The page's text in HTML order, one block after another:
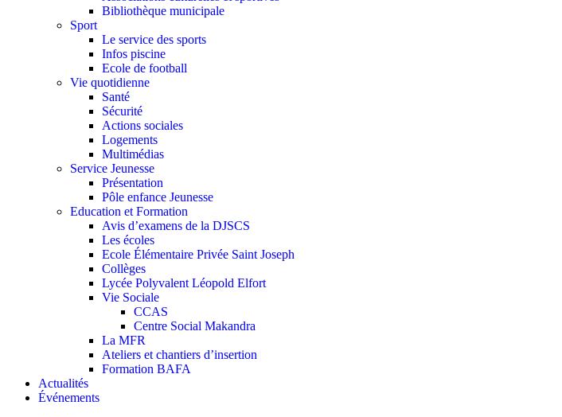
Bibliothèque municipale
Sport
Le service des sports
Infos piscine
Ecole de football
Vie quotidienne
Santé
Sécurité
Actions sociales
Logements
Multimédias
Service Jeunesse
Présentation
Pôle enfance Jeunesse
Education et Formation
Avis d’examens de la DJSCS
Les écoles
Ecole Élémentaire Privée Saint Joseph
Collèges
Lycée Polyvalent Léopold Elfort
Vie Sociale
CCAS
Centre Social Makandra
La MFR
Ateliers et chantiers d’insertion
Formation BAFA
Actualités
Événements